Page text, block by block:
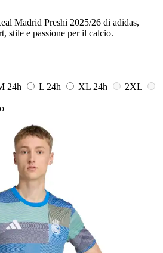
Madrid Preshi 2025/26 di adidas,
stile e passione per il calcio.
24h L 24h XL 24h
2XL